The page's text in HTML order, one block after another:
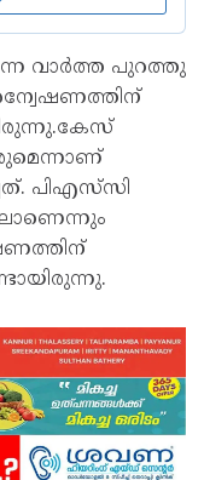
വാര്‍ത്ത പുറത്തു
പിഎസ്‌സി